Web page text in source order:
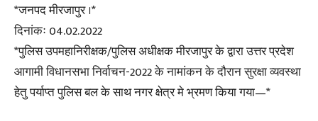
*जनपद मीरजापुर ।*
दिनांकः 04.02.2022
*पुलिस उपमहानिरीक्षक/पुलिस अधीक्षक मीरजापुर के द्वारा उत्तर प्रदेश
आगामी विधानसभा निर्वाचन-2022 के नामांकन के दौरान सुरक्षा व्यवस्था
हेतु पर्याप्त पुलिस बल के साथ नगर क्षेत्र मे भ्रमण किया गया—*